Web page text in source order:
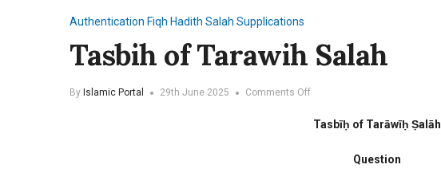
Authentication Fiqh Hadith Salah Supplications
Tasbih of Tarawih Salah
By Islamic Portal 29th June 2025 Comments Offon
of
Tasbīḥ of Tarāwīḥ Ṣalāh
Question